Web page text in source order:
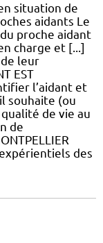
situation de
aidants Le
proche aidant
charge et [...]
leur
EST
l’aidant et
souhaite (ou
de vie au
de
expérientiels des